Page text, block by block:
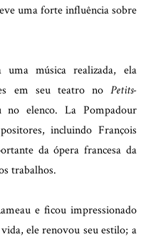
uma forte influência sobre
música realizada, ela
em seu teatro no Petits-
elenco. La Pompadour
incluindo François
da ópera francesa da
trabalhos.
e ficou impressionado
ele renovou seu estilo; a